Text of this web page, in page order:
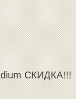
СКИДКА!!!